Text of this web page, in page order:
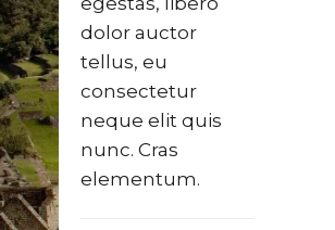
dolor auctor
tellus, eu
consectetur
neque elit quis
nunc. Cras
elementum.